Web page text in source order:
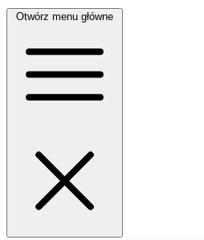
Otwórz menu główne